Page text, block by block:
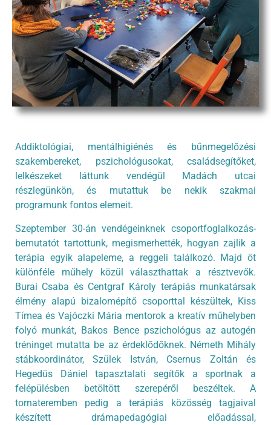
Addiktológiai, mentálhigiénés és bűnmegelőzési
szakembereket, pszichológusokat, családsegítőket,
lelkészeket láttunk vendégül Madách utcai
részlegünkön, és mutattuk be nekik szakmai
programunk fontos elemeit.
Szeptember 30-án vendégeinknek csoportfoglalkozás-
bemutatót tartottunk, megismerhették, hogyan zajlik a
terápia egyik alapeleme, a reggeli találkozó. Majd öt
különféle műhely közül választhattak a résztvevők.
Burai Csaba és Centgraf Károly terápiás munkatársak
élmény alapú bizalomépítő csoporttal készültek, Kiss
Tímea és Vajóczki Mária mentorok a kreatív műhelyben
folyó munkát, Bakos Bence pszichológus az autogén
tréninget mutatta be az érdeklődőknek. Németh Mihály
stábkoordinátor, Szülek István, Csernus Zoltán és
Hegedüs Dániel tapasztalati segítők a sportnak a
felépülésben betöltött szerepéről beszéltek. A
tornateremben pedig a terápiás közösség tagjaival
készített drámapedagógiai előadással,